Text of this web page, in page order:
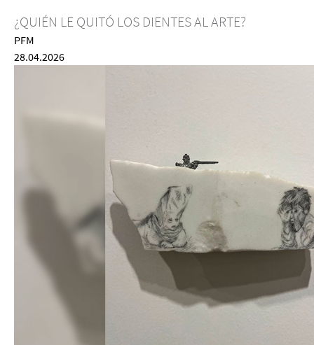
¿QUIÉN LE QUITÓ LOS DIENTES AL ARTE?
PFM
28.04.2026